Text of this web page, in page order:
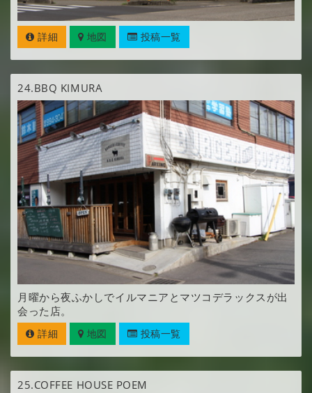
詳細 地図 投稿一覧
24.BBQ KIMURA
月曜から夜ふかしでイルマニアとマツコデラックスが出
会った店。
詳細 地図 投稿一覧
25.COFFEE HOUSE POEM